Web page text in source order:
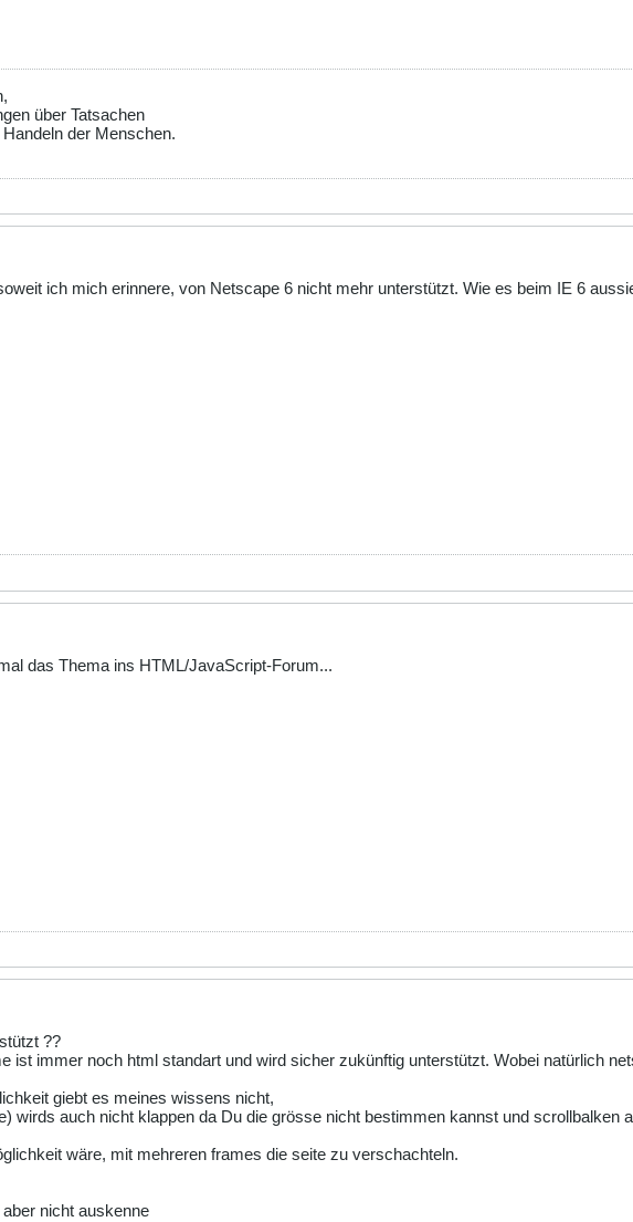
über Tatsachen
der Menschen.
ich mich erinnere, von Netscape 6 nicht mehr unterstützt. Wie es beim IE 6
das Thema ins HTML/JavaScript-Forum...
??
ist immer noch html standart und wird sicher zukünftig unterstützt. Wobei natürlich
giebt es meines wissens nicht,
wirds auch nicht klappen da Du die grösse nicht bestimmen kannst und scrollbalken
wäre, mit mehreren frames die seite zu verschachteln.
nicht auskenne